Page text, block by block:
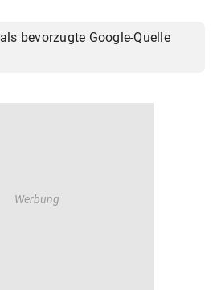
bevorzugte Google-Quelle